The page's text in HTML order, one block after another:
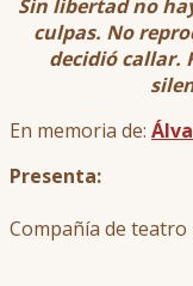
Sin libertad no
culpas. No
decidió callar.
En memoria de:
Presenta:
Compañía de teatro